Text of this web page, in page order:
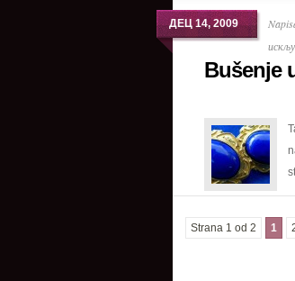
ДЕЦ 14, 2009
Bušenje
Strana 1 od 2 1